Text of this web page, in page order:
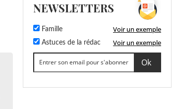
NEWSLETTERS
Famille Voir un exemple
Astuces de la rédac Voir un exemple